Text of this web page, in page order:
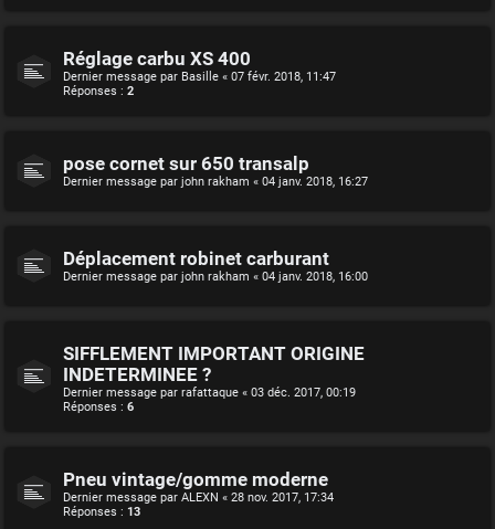
Réglage carbu XS 400
Dernier message par Basille « 07 févr. 2018, 11:47
Réponses : 2
pose cornet sur 650 transalp
Dernier message par john rakham « 04 janv. 2018, 16:27
Déplacement robinet carburant
Dernier message par john rakham « 04 janv. 2018, 16:00
SIFFLEMENT IMPORTANT ORIGINE
INDETERMINEE ?
Dernier message par rafattaque « 03 déc. 2017, 00:19
Réponses : 6
Pneu vintage/gomme moderne
Dernier message par ALEXN « 28 nov. 2017, 17:34
Réponses : 13